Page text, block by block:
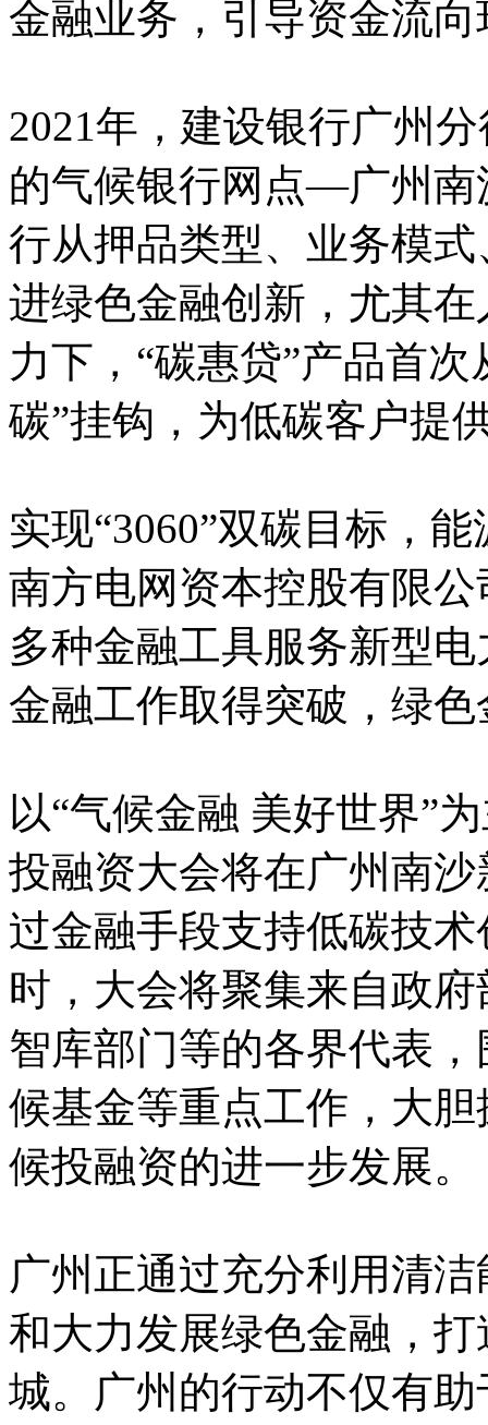
金融业务，引导资金流
2021年，建设银行广州
的气候银行网点—广州南
行从押品类型、业务模
进绿色金融创新，尤其
力下，“碳惠贷”产品首
碳”挂钩，为低碳客户提
实现“3060”双碳目标，
南方电网资本控股有限
多种金融工具服务新型
金融工作取得突破，绿
以“气候金融 美好世界”
投融资大会将在广州南
过金融手段支持低碳技
时，大会将聚集来自政
智库部门等的各界代表
候基金等重点工作，大
候投融资的进一步发展。
广州正通过充分利用清
和大力发展绿色金融，
城。广州的行动不仅有